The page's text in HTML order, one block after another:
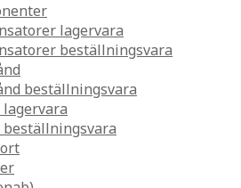
lagervara
beställningsvara
beställningsvara
beställningsvara